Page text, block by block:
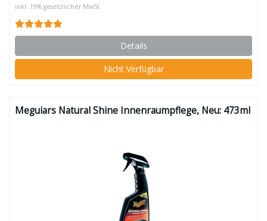
inkl. 19% gesetzlicher MwSt.
Details
Nicht Verfügbar
Meguiars Natural Shine Innenraumpflege, Neu: 473ml